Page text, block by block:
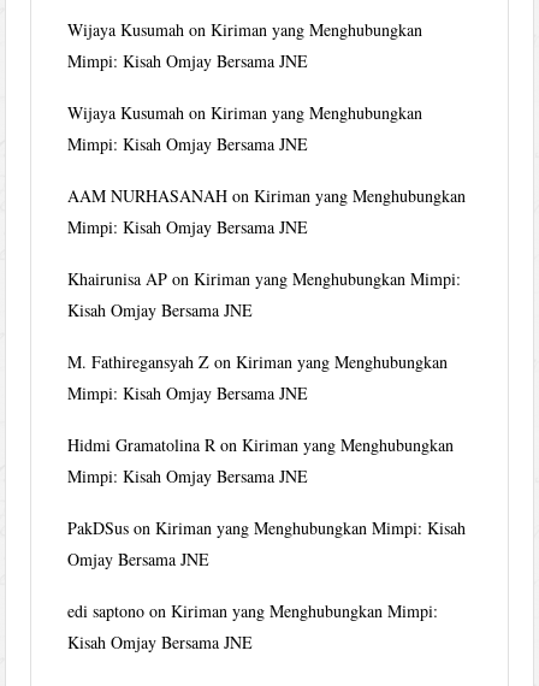
Wijaya Kusumah onKiriman yang Menghubungkan
Mimpi: Kisah Omjay Bersama JNE
Wijaya Kusumah onKiriman yang Menghubungkan
Mimpi: Kisah Omjay Bersama JNE
AAM NURHASANAH onKiriman yang Menghubungkan
Mimpi: Kisah Omjay Bersama JNE
Khairunisa AP onKiriman yang Menghubungkan Mimpi:
Kisah Omjay Bersama JNE
M. Fathiregansyah Z onKiriman yang Menghubungkan
Mimpi: Kisah Omjay Bersama JNE
Hidmi Gramatolina R onKiriman yang Menghubungkan
Mimpi: Kisah Omjay Bersama JNE
PakDSus onKiriman yang Menghubungkan Mimpi: Kisah
Omjay Bersama JNE
edi saptono onKiriman yang Menghubungkan Mimpi:
Kisah Omjay Bersama JNE